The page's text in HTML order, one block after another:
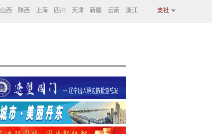
山西 陕西 上海 四川 天津 新疆 云南 浙江 支社